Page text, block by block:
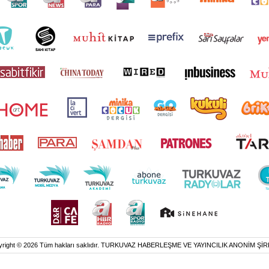
© 2026 Tüm hakları saklıdır. TURKUVAZ HABERLEŞME VE YAYINCILIK ANONİM